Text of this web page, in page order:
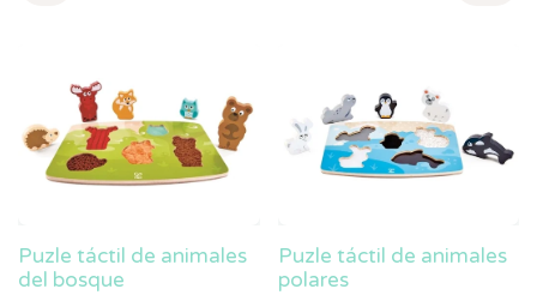
Puzle táctil de animales
del bosque
Puzle táctil de animales
polares